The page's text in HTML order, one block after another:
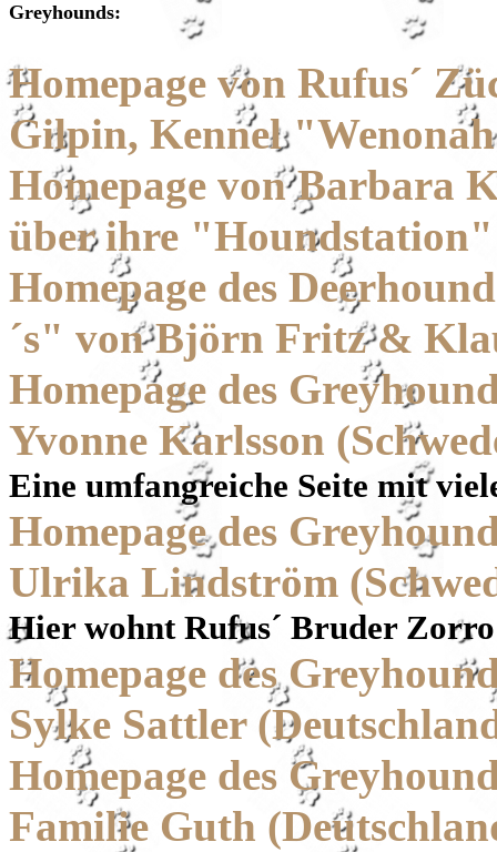
Greyhounds:
Homepage von Rufus´
Gilpin, Kennel
Homepage von Barbara
über ihre
Homepage des
´s" von Björn Fritz &
Homepage des
Yvonne Karlsson
Eine umfangreiche Seite mit
Homepage des
Ulrika Lindström
Hier wohnt Rufus´ Bruder Zorro
Homepage des
Sylke Sattler
Homepage des
Familie Guth